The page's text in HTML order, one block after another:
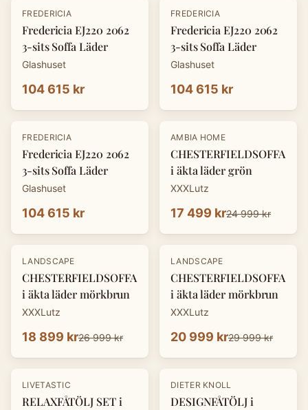
FREDERICIA
Fredericia EJ220 2062
3-sits Soffa Läder
Glashuset
104 615 kr
FREDERICIA
Fredericia EJ220 2062
3-sits Soffa Läder
Glashuset
104 615 kr
FREDERICIA
Fredericia EJ220 2062
3-sits Soffa Läder
Glashuset
104 615 kr
-30%
AMBIA HOME
CHESTERFIELDSOFFA
i äkta läder grön
XXXLutz
17 499 kr24 999 kr
- 30%
LANDSCAPE
CHESTERFIELDSOFFA
i äkta läder mörkbrun
XXXLutz
18 899 kr26 999 kr
- 30%
LANDSCAPE
CHESTERFIELDSOFFA
i äkta läder mörkbrun
XXXLutz
20 999 kr29 999 kr
LIVETASTIC
RELAXFÅTÖLJ SET i
-30%
DIETER KNOLL
DESIGNFÅTÖLJ i